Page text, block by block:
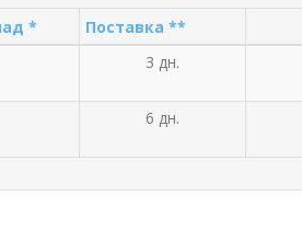
* Поставка **
3 дн.
6 дн.